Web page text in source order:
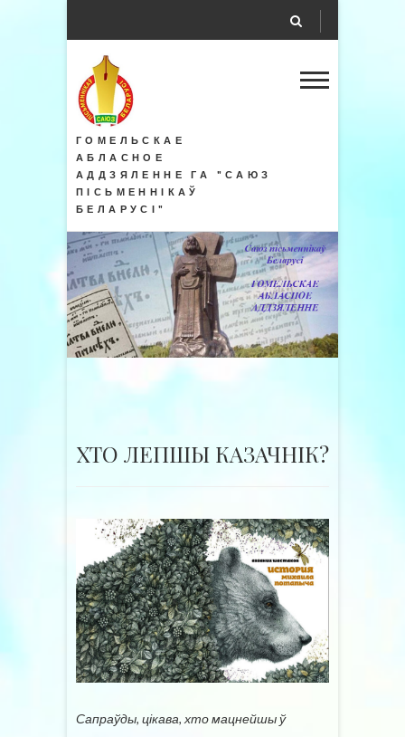
ГОМЕЛЬСКАЕ
АБЛАСНОЕ
АДДЗЯЛЕННЕ ГА "САЮЗ
ПІСЬМЕННІКАЎ
БЕЛАРУСІ"
ХТО ЛЕПШЫ КАЗАЧНІК?
Сапраўды, цікава, хто мацнейшы ў